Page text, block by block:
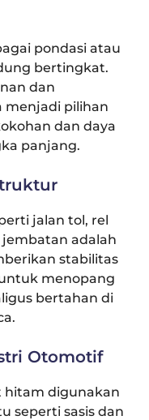
pondasi atau
bertingkat.
dan
menjadi pilihan
dan daya
panjang.
jalan tol, rel
adalah
stabilitas
menopang
bertahan di
Otomotif
hitam digunakan
seperti sasis dan